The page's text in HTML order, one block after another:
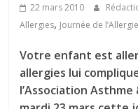
22 mars 2010
Allergies, Journée de l’Allergie
Votre enfant est
allergies lui
l’Association